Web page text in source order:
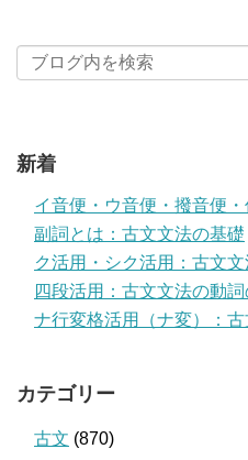
新着
イ音便・ウ音便・撥音便
副詞とは：古文文法の基礎
ク活用・シク活用：古文
四段活用：古文文法の動詞
ナ行変格活用（ナ変）：
カテゴリー
古文 (870)